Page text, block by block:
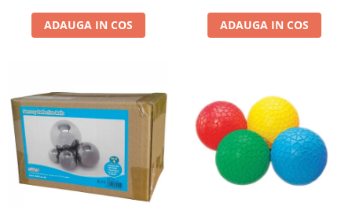
ADAUGA IN COS ADAUGA IN COS